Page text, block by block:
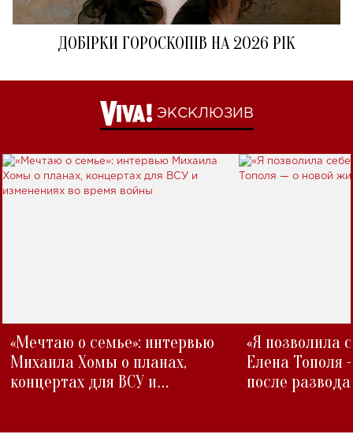
ДОБІРКИ ГОРОСКОПІВ НА 2026 РІК
ЭКСКЛЮЗИВ
«Мечтаю о семье»: интервью
Михаила Хомы о планах,
концертах для ВСУ и
«Я позволила
Елена Тополя
после развода